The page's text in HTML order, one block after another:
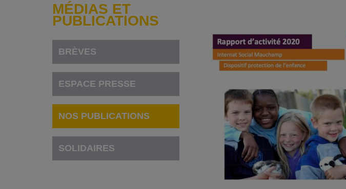
MÉDIAS ET
PUBLICATIONS
BRÈVES
ESPACE PRESSE
NOS PUBLICATIONS
SOLIDAIRES